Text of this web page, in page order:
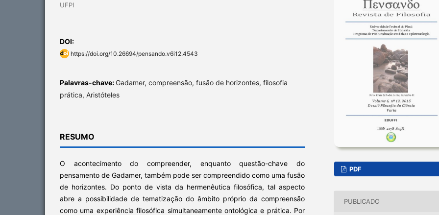
UFPI
DOI:
https://doi.org/10.26694/pensando.v6i12.4543
Palavras-chave: Gadamer, compreensão, fusão de horizontes, filosofia
prática, Aristóteles
RESUMO
O acontecimento do compreender, enquanto questão-chave do
pensamento de Gadamer, também pode ser compreendido como uma fusão
de horizontes. Do ponto de vista da hermenêutica filosófica, tal aspecto
abre a possibilidade de tematização do âmbito próprio da compreensão
como uma experiência filosófica simultaneamente ontológica e prática. Por
PDF
PUBLICADO